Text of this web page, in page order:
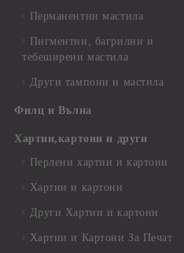
Перманентни мастила
Пигментни, багрилни и
тебеширени мастила
Други тампони и мастила
Филц и Вълна
Хартии,картони и други
Перлени хартии и картони
Хартии и картони
Други Хартии и картони
Хартии и Картони За Печат